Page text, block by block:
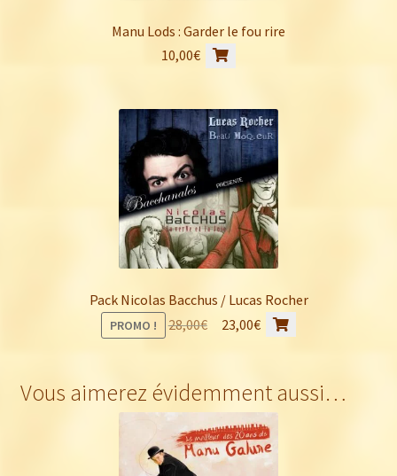
Manu Lods : Garder le fou rire
10,00€
Pack Nicolas Bacchus / Lucas Rocher
PROMO ! 28,00€
Le
était :
28,00€.
23,00€ Le
est :
23,00€.
Vous aimerez évidemment aussi…